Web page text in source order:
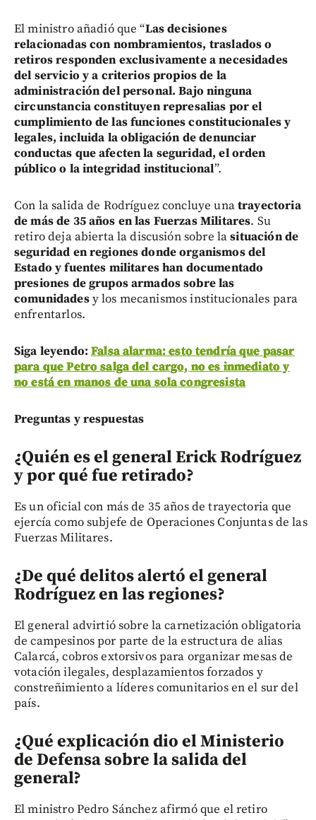
El ministro añadió que “Las decisiones
relacionadas con nombramientos, traslados o
retiros responden exclusivamente a necesidades
del servicio y a criterios propios de la
administración del personal. Bajo ninguna
circunstancia constituyen represalias por el
cumplimiento de las funciones constitucionales y
legales, incluida la obligación de denunciar
conductas que afecten la seguridad, el orden
público o la integridad institucional”.
Con la salida de Rodríguez concluye unatrayectoria
de más de 35 años en las Fuerzas Militares. Su
retiro deja abierta la discusión sobre lasituación de
seguridad en regiones donde organismos del
Estado y fuentes militares han documentado
presiones de grupos armados sobre las
comunidadesy los mecanismos institucionales para
enfrentarlos.
Siga leyendo:Falsa alarma: esto tendría que pasar
para que Petro salga del cargo, no es inmediato y
no está en manos de una sola congresista
Preguntas y respuestas
¿Quién es el general Erick Rodríguez
y por qué fue retirado?
Es un oficial con más de 35 años de trayectoria que
ejercía como subjefe de Operaciones Conjuntas de las
Fuerzas Militares.
¿De qué delitos alertó el general
Rodríguez en las regiones?
El general advirtió sobre la carnetización obligatoria
de campesinos por parte de la estructura de alias
Calarcá, cobros extorsivos para organizar mesas de
votación ilegales, desplazamientos forzados y
constreñimiento a líderes comunitarios en el sur del
país.
¿Qué explicación dio el Ministerio
de Defensa sobre la salida del
general?
El ministro Pedro Sánchez afirmó que el retiro